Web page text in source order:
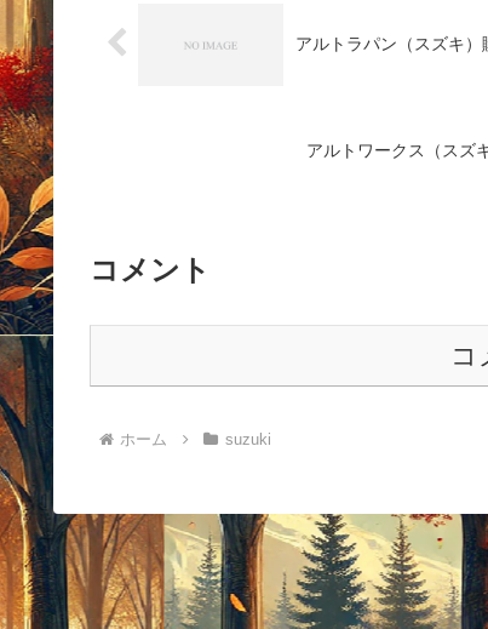
アルトラパン（スズキ
アルトワークス（スズ
コメント
コ
ホーム suzuki